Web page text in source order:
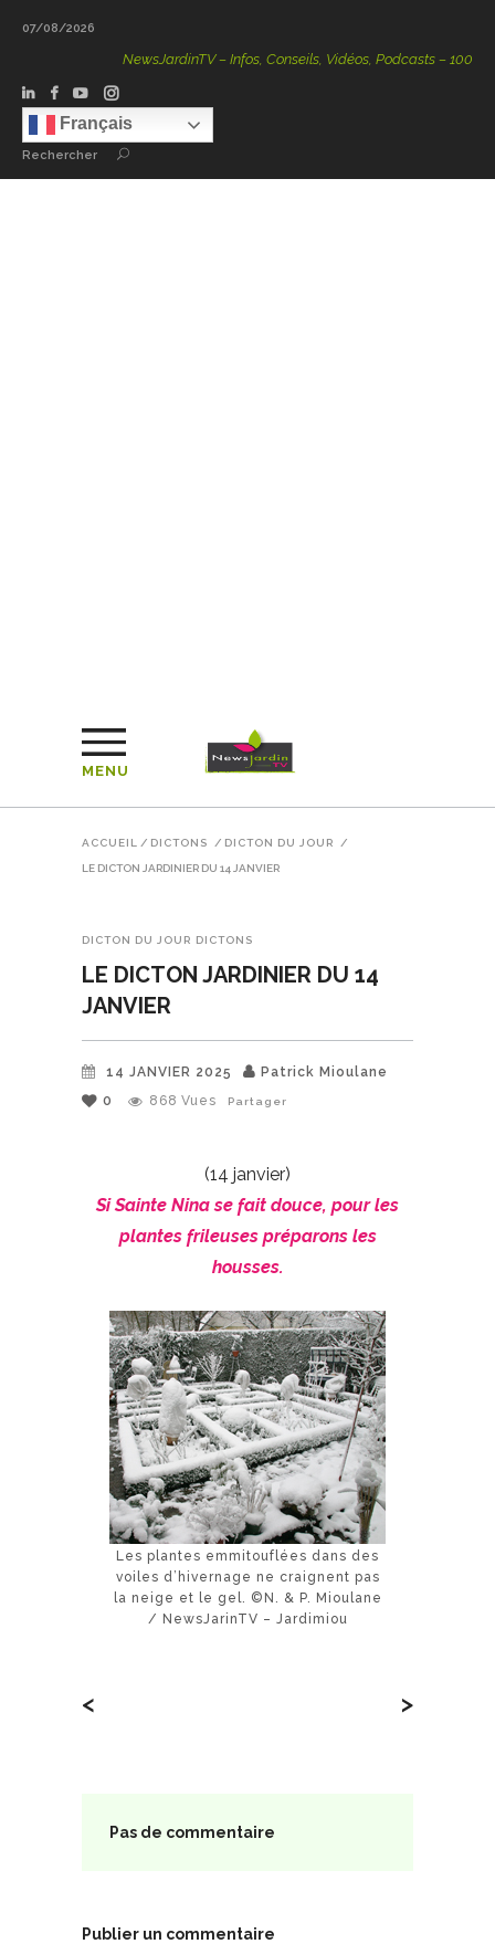
07/08/2026
NewsJardinTV – Infos, Conseils, Vidéos, Podcasts – 100 %
Français
Rechercher
MENU
ACCUEIL / DICTONS / DICTON DU JOUR /
LE DICTON JARDINIER DU 14 JANVIER
DICTON DU JOUR DICTONS
LE DICTON JARDINIER DU 14
JANVIER
14 JANVIER 2025
Patrick Mioulane
0
868 Vues Partager
(14 janvier)
Si Sainte Nina se fait douce, pour les
plantes frileuses préparons les
housses.
Les plantes emmitouflées dans des
voiles d’hivernage ne craignent pas
la neige et le gel. ©N. & P. Mioulane
/ NewsJarinTV – Jardimiou
< >
Pas de commentaire
Publier un commentaire